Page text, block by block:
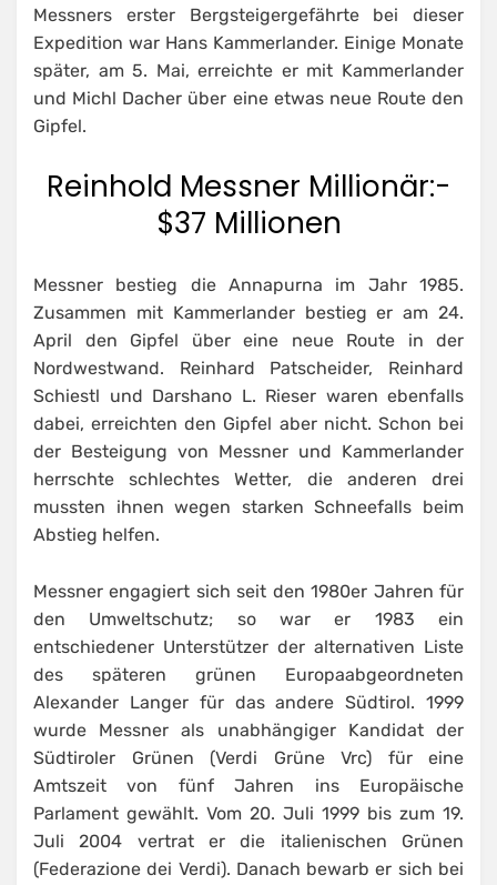
Messners erster Bergsteigergefährte bei dieser
Expedition war Hans Kammerlander. Einige Monate
später, am 5. Mai, erreichte er mit Kammerlander
und Michl Dacher über eine etwas neue Route den
Gipfel.
Reinhold Messner Millionär:-
$37 Millionen
Messner bestieg die Annapurna im Jahr 1985.
Zusammen mit Kammerlander bestieg er am 24.
April den Gipfel über eine neue Route in der
Nordwestwand. Reinhard Patscheider, Reinhard
Schiestl und Darshano L. Rieser waren ebenfalls
dabei, erreichten den Gipfel aber nicht. Schon bei
der Besteigung von Messner und Kammerlander
herrschte schlechtes Wetter, die anderen drei
mussten ihnen wegen starken Schneefalls beim
Abstieg helfen.
Messner engagiert sich seit den 1980er Jahren für
den Umweltschutz; so war er 1983 ein
entschiedener Unterstützer der alternativen Liste
des späteren grünen Europaabgeordneten
Alexander Langer für das andere Südtirol. 1999
wurde Messner als unabhängiger Kandidat der
Südtiroler Grünen (Verdi Grüne Vrc) für eine
Amtszeit von fünf Jahren ins Europäische
Parlament gewählt. Vom 20. Juli 1999 bis zum 19.
Juli 2004 vertrat er die italienischen Grünen
(Federazione dei Verdi). Danach bewarb er sich bei